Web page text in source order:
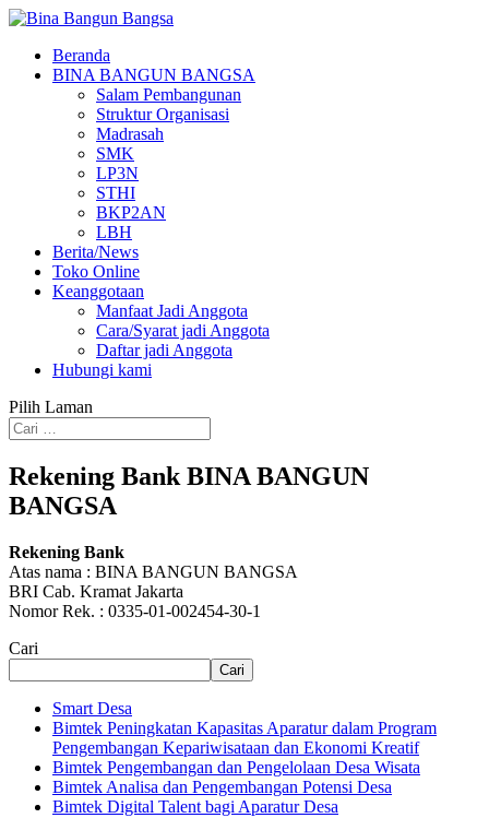
Beranda
BINA BANGUN BANGSA
Salam Pembangunan
Struktur Organisasi
Madrasah
SMK
LP3N
STHI
BKP2AN
LBH
Berita/News
Toko Online
Keanggotaan
Manfaat Jadi Anggota
Cara/Syarat jadi Anggota
Daftar jadi Anggota
Hubungi kami
Pilih Laman
Rekening Bank BINA BANGUN
BANGSA
Rekening Bank
Atas nama : BINA BANGUN BANGSA
BRI Cab. Kramat Jakarta
Nomor Rek. : 0335-01-002454-30-1
Cari
Cari
Smart Desa
Bimtek Peningkatan Kapasitas Aparatur dalam Program
Pengembangan Kepariwisataan dan Ekonomi Kreatif
Bimtek Pengembangan dan Pengelolaan Desa Wisata
Bimtek Analisa dan Pengembangan Potensi Desa
Bimtek Digital Talent bagi Aparatur Desa